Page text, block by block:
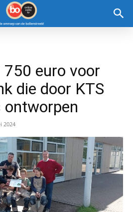
750 euro voor
die door KTS
ontworpen
2024